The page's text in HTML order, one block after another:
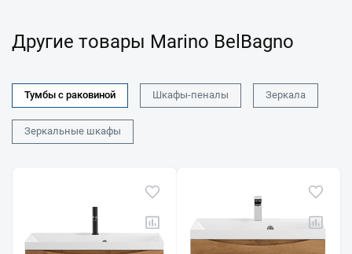
Другие товары Marino BelBagno
Тумбы с раковиной Шкафы-пеналы Зеркала
Зеркальные шкафы